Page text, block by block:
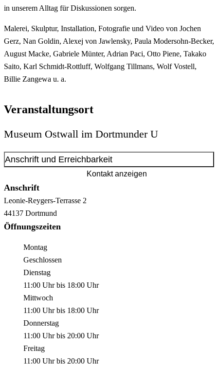
in unserem Alltag für Diskussionen sorgen.
Malerei, Skulptur, Installation, Fotografie und Video von Jochen
Gerz, Nan Goldin, Alexej von Jawlensky, Paula Modersohn-Becker,
August Macke, Gabriele Münter, Adrian Paci, Otto Piene, Takako
Saito, Karl Schmidt-Rottluff, Wolfgang Tillmans, Wolf Vostell,
Billie Zangewa u. a.
Veranstaltungsort
Museum Ostwall im Dortmunder U
Anschrift und Erreichbarkeit
Kontakt anzeigen
Anschrift
Leonie-Reygers-Terrasse 2
44137 Dortmund
Öffnungszeiten
Montag
Geschlossen
Dienstag
11:00 Uhrbis 18:00 Uhr
Mittwoch
11:00 Uhrbis 18:00 Uhr
Donnerstag
11:00 Uhrbis 20:00 Uhr
Freitag
11:00 Uhrbis 20:00 Uhr